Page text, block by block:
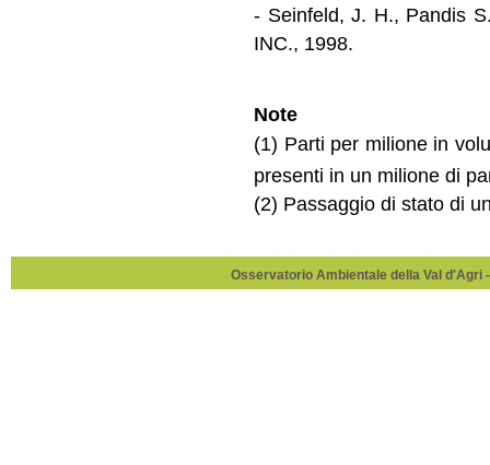
- Seinfeld, J. H., Pandis
INC., 1998.
Note
(1) Parti per milione in
presenti in un milione di
(2) Passaggio di stato di
Osservatorio Ambientale della Val d'Agri